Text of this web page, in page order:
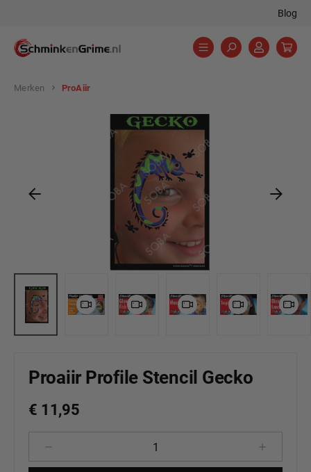
Blog
Merken ProAiir
Afbeeldingengalerij overslaan
Proaiir Profile Stencil Gecko
€ 11,95
Producthoeveelheid: Voer de